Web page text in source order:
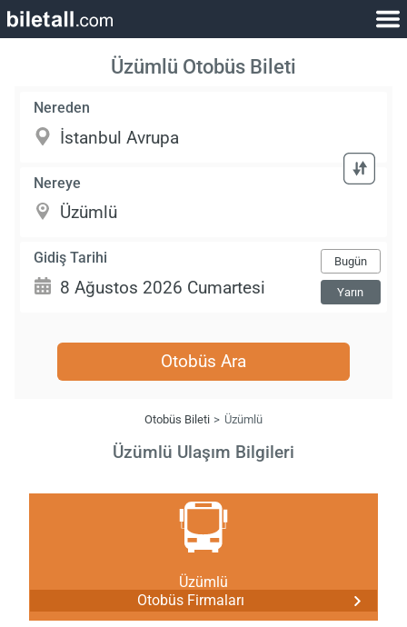
Üzümlü Otobüs Bileti
Nereden
Nereye
Gidiş Tarihi Bugün
Yarın
Otobüs Ara
Otobüs Bileti Üzümlü
Üzümlü Ulaşım Bilgileri
Üzümlü
Otobüs Firmaları